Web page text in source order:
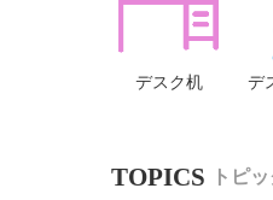
デスク机 デ
トピ